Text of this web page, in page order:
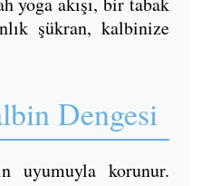
şükran, kalbinize
Dengesi
uyumuyla korunur.